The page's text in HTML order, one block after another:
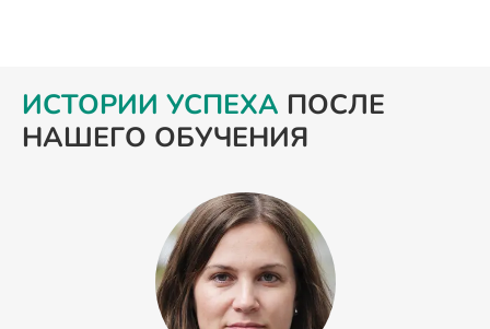
ИСТОРИИ УСПЕХА ПОСЛЕ
НАШЕГО ОБУЧЕНИЯ